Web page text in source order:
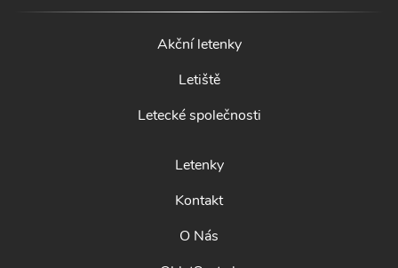
Akční letenky
Letiště
Letecké společnosti
Letenky
Kontakt
O Nás